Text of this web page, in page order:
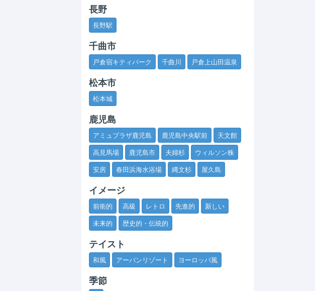
長野
長野駅
千曲市
戸倉宿キティパーク 千曲川 戸倉上山田温泉
松本市
松本城
鹿児島
アミュプラザ鹿児島 鹿児島中央駅前
天文館
高見馬場
鹿児島市 夫婦杉
ウィルソン株
安房
春田浜海水浴場 縄文杉 屋久島
イメージ
前衛的 高級 レトロ 先進的
新しい
未来的
歴史的・伝統的
テイスト
和風 アーバンリゾート ヨーロッパ風
季節